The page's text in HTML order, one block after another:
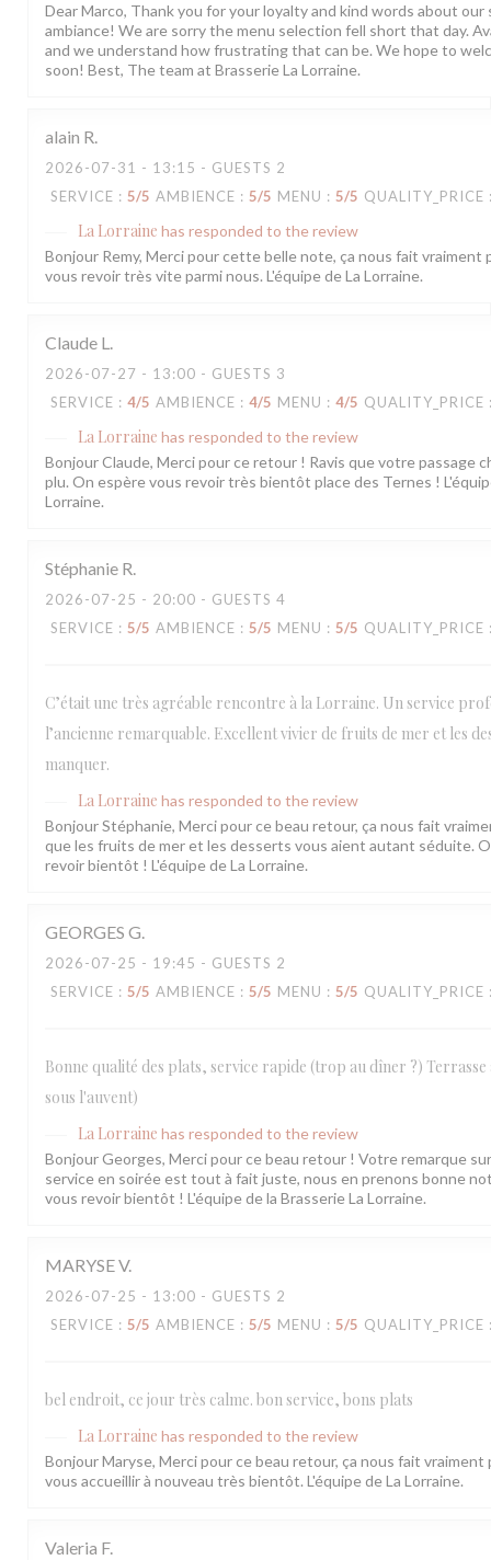
Dear Marco, Thank you for your loyalty and kind words about our
ambiance! We are sorry the menu selection fell short that day.
and we understand how frustrating that can be. We hope to
soon! Best, The team at Brasserie La Lorraine.
alain R
2026-07-31 - 13:15 - GUESTS 2
SERVICE : 5/5 AMBIENCE : 5/5 MENU : 5/5 QUALITY_PRICE
La Lorraine has responded to the review
Bonjour Remy, Merci pour cette belle note, ça nous fait vraiment
vous revoir très vite parmi nous. L'équipe de La Lorraine.
Claude L
2026-07-27 - 13:00 - GUESTS 3
SERVICE : 4/5 AMBIENCE : 4/5 MENU : 4/5 QUALITY_PRICE
La Lorraine has responded to the review
Bonjour Claude, Merci pour ce retour ! Ravis que votre passage
plu. On espère vous revoir très bientôt place des Ternes !
Lorraine.
Stéphanie R
2026-07-25 - 20:00 - GUESTS 4
SERVICE : 5/5 AMBIENCE : 5/5 MENU : 5/5 QUALITY_PRICE
C’était une très agréable rencontre à la Lorraine. Un service
l’ancienne remarquable. Excellent vivier de fruits de mer et les
manquer.
La Lorraine has responded to the review
Bonjour Stéphanie, Merci pour ce beau retour, ça nous fait
que les fruits de mer et les desserts vous aient autant séduite.
revoir bientôt ! L'équipe de La Lorraine.
GEORGES G
2026-07-25 - 19:45 - GUESTS 2
SERVICE : 5/5 AMBIENCE : 5/5 MENU : 5/5 QUALITY_PRICE
Bonne qualité des plats, service rapide (trop au dîner ?)
sous l'auvent)
La Lorraine has responded to the review
Bonjour Georges, Merci pour ce beau retour ! Votre remarque
service en soirée est tout à fait juste, nous en prenons bonne
vous revoir bientôt ! L'équipe de la Brasserie La Lorraine.
MARYSEV
2026-07-25 - 13:00 - GUESTS 2
SERVICE : 5/5 AMBIENCE : 5/5 MENU : 5/5 QUALITY_PRICE
bel endroit, ce jour très calme. bon service, bons plats
La Lorraine has responded to the review
Bonjour Maryse, Merci pour ce beau retour, ça nous fait vraiment
vous accueillir à nouveau très bientôt. L'équipe de La Lorraine.
Valeria F